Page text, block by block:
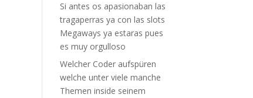
Si antes os apasionaban las
tragaperras ya con las slots
Megaways ya estaras pues
es muy orgulloso
Welcher Coder aufspüren
welche unter viele manche
Themen inside seinem